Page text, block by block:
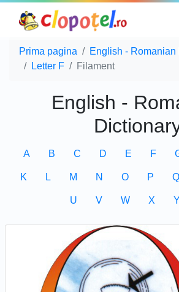
Prima pagina
English - Romanian
Letter F
Filament
English -
A B C D E F
K L M N O P Q
U V W X Y